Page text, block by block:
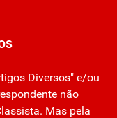
Diversos" e/ou
não
Mas pela